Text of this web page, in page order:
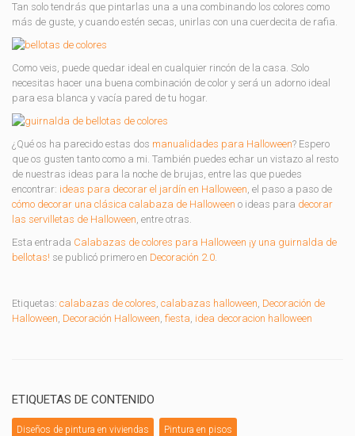
Tan solo tendrás que pintarlas una a una combinando los colores como
más de guste, y cuando estén secas, unirlas con una cuerdecita de rafia.
Como veis, puede quedar ideal en cualquier rincón de la casa. Solo
necesitas hacer una buena combinación de color y será un adorno ideal
para esa blanca y vacía pared de tu hogar.
¿Qué os ha parecido estas dos manualidades para Halloween? Espero
que os gusten tanto como a mi. También puedes echar un vistazo al resto
de nuestras ideas para la noche de brujas, entre las que puedes
encontrar: ideas para decorar el jardín en Halloween, el paso a paso de
cómo decorar una clásica calabaza de Halloween o ideas para decorar
las servilletas de Halloween, entre otras.
Esta entrada Calabazas de colores para Halloween ¡y una guirnalda de
bellotas! se publicó primero en Decoración 2.0.
Etiquetas: calabazas de colores, calabazas halloween, Decoración de
Halloween, Decoración Halloween, fiesta, idea decoracion halloween
ETIQUETAS DE CONTENIDO
Diseños de pintura en viviendas Pintura en pisos